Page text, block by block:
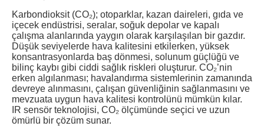
Karbondioksit (CO₂); otoparklar, kazan daireleri, gıda ve
içecek endüstrisi, seralar, soğuk depolar ve kapalı
çalışma alanlarında yaygın olarak karşılaşılan bir gazdır.
Düşük seviyelerde hava kalitesini etkilerken, yüksek
konsantrasyonlarda baş dönmesi, solunum güçlüğü ve
bilinç kaybı gibi ciddi sağlık riskleri oluşturur. CO₂’nin
erken algılanması; havalandırma sistemlerinin zamanında
devreye alınmasını, çalışan güvenliğinin sağlanmasını ve
mevzuata uygun hava kalitesi kontrolünü mümkün kılar.
IR sensör teknolojisi, CO₂ ölçümünde seçici ve uzun
ömürlü bir çözüm sunar.